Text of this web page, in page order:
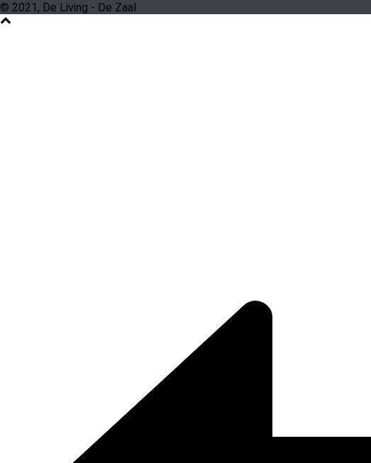
© 2021, De Living - De Zaal